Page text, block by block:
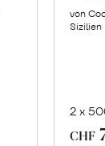
von
Sizilien
2 x
CHF